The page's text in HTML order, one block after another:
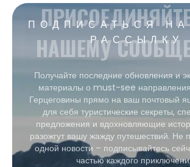
ПОДПИСАТЬСЯ
РАССЫЛКУ
НАШЕМУ
Получайте последние обновления и
материалы о must-see
Герцеговины прямо на ваш почтовый
для себя туристические секреты,
предложения и вдохновляющие
разожгут вашу жажду путешествий. Не
одной новости – подписывайтесь
частью каждого